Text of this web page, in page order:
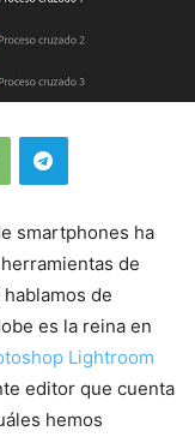
smartphones ha
de
de
es la reina en
Lightroom
editor que cuenta
hemos